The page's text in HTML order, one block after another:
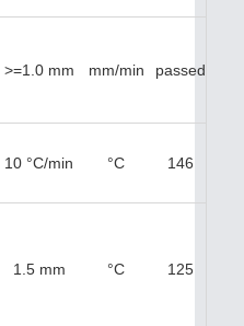
>=1.0 mm mm/min passed
10 °C/min °C 146
1.5 mm °C 125